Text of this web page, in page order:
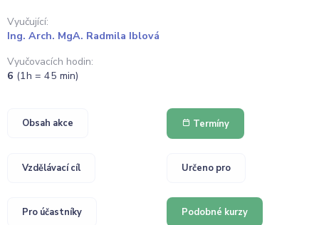
Vyučující:
Ing. Arch. MgA. Radmila Iblová
Vyučovacích hodin:
6 (1h = 45 min)
Obsah akce Termíny
Vzdělávací cíl Určeno pro
Pro účastníky Podobné kurzy